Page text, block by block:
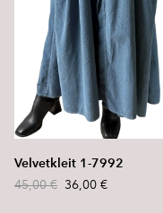
Velvetkleit 1-7992
45,00 € 36,00 €